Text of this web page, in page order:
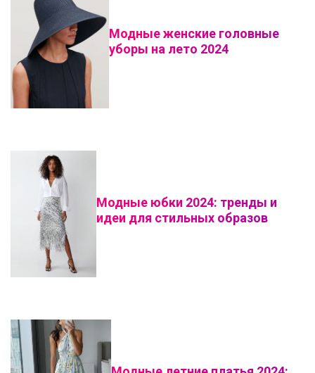
Модные женские головные
уборы на лето 2024
Модные юбки 2024: тренды и
идеи для стильных образов